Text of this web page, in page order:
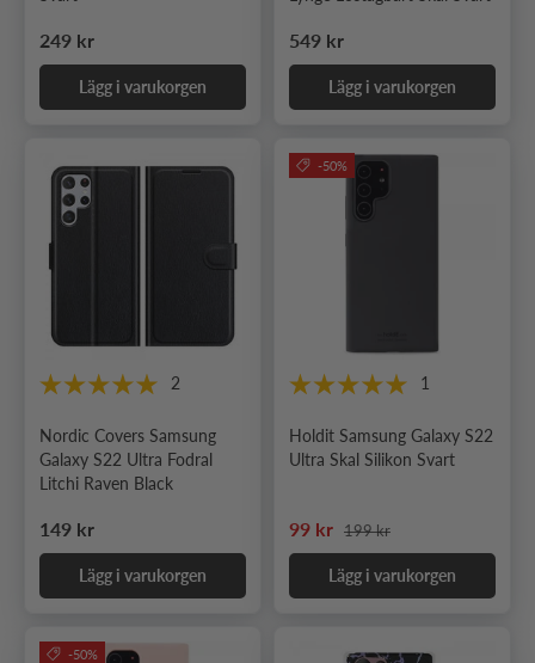
Ordinarie pris
249 kr
Lägg i varukorgen
Ordinarie pris
549 kr
Lägg i varukorgen
2
Nordic Covers Samsung
Galaxy S22 Ultra Fodral
Litchi Raven Black
Ordinarie pris
149 kr
Lägg i varukorgen
-50%
1
Holdit Samsung Galaxy S22
Ultra Skal Silikon Svart
Nedsatt pris
99 kr Ordinarie pris
199 kr
Lägg i varukorgen
-50%